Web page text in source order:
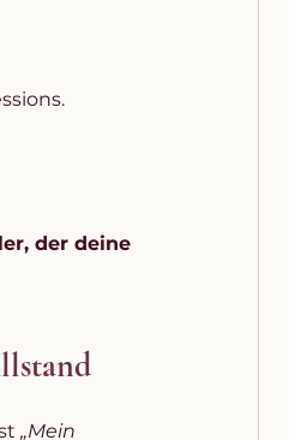
der deine
„Mein